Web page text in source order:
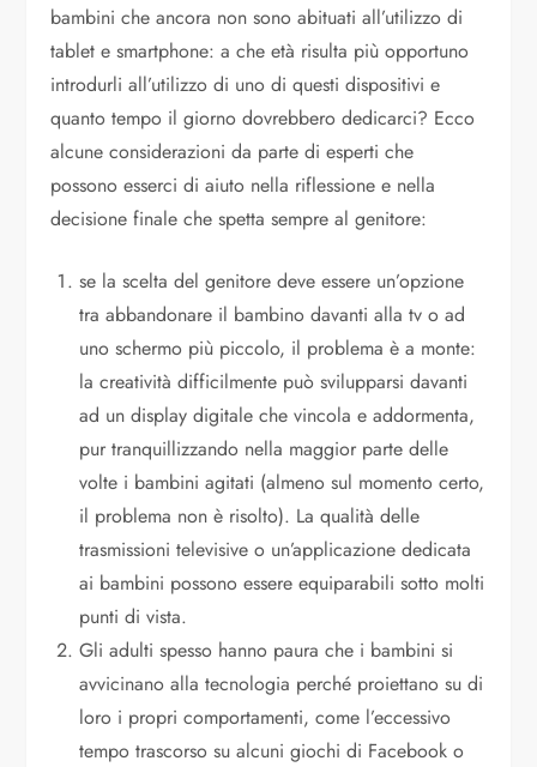
bambini che ancora non sono abituati all’utilizzo di
tablet e smartphone: a che età risulta più opportuno
introdurli all’utilizzo di uno di questi dispositivi e
quanto tempo il giorno dovrebbero dedicarci? Ecco
alcune considerazioni da parte di esperti che
possono esserci di aiuto nella riflessione e nella
decisione finale che spetta sempre al genitore:
se la scelta del genitore deve essere un’opzione
tra abbandonare il bambino davanti alla tv o ad
uno schermo più piccolo, il problema è a monte:
la creatività difficilmente può svilupparsi davanti
ad un display digitale che vincola e addormenta,
pur tranquillizzando nella maggior parte delle
volte i bambini agitati (almeno sul momento certo,
il problema non è risolto). La qualità delle
trasmissioni televisive o un’applicazione dedicata
ai bambini possono essere equiparabili sotto molti
punti di vista.
Gli adulti spesso hanno paura che i bambini si
avvicinano alla tecnologia perché proiettano su di
loro i propri comportamenti, come l’eccessivo
tempo trascorso su alcuni giochi di Facebook o